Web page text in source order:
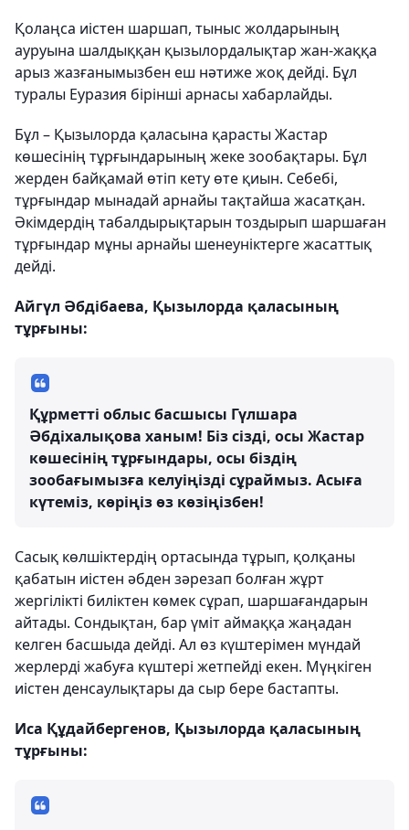
Қолаңса иістен шаршап, тыныс жолдарының
ауруына шалдыққан қызылордалықтар жан-жаққа
арыз жазғанымызбен еш нәтиже жоқ дейді. Бұл
туралы Еуразия бірінші арнасы хабарлайды.
Бұл – Қызылорда қаласына қарасты Жастар
көшесінің тұрғындарының жеке зообақтары. Бұл
жерден байқамай өтіп кету өте қиын. Себебі,
тұрғындар мынадай арнайы тақтайша жасатқан.
Әкімдердің табалдырықтарын тоздырып шаршаған
тұрғындар мұны арнайы шенеуніктерге жасаттық
дейді.
Айгүл Әбдібаева, Қызылорда қаласының
тұрғыны:
Құрметті облыс басшысы Гүлшара
Әбдіхалықова ханым! Біз сізді, осы Жастар
көшесінің тұрғындары, осы біздің
зообағымызға келуіңізді сұраймыз. Асыға
күтеміз, көріңіз өз көзіңізбен!
Сасық көлшіктердің ортасында тұрып, қолқаны
қабатын иістен әбден зәрезап болған жұрт
жергілікті биліктен көмек сұрап, шаршағандарын
айтады. Сондықтан, бар үміт аймаққа жаңадан
келген басшыда дейді. Ал өз күштерімен мүндай
жерлерді жабуға күштері жетпейді екен. Мүңкіген
иістен денсаулықтары да сыр бере бастапты.
Иса Құдайбергенов, Қызылорда қаласының
тұрғыны: